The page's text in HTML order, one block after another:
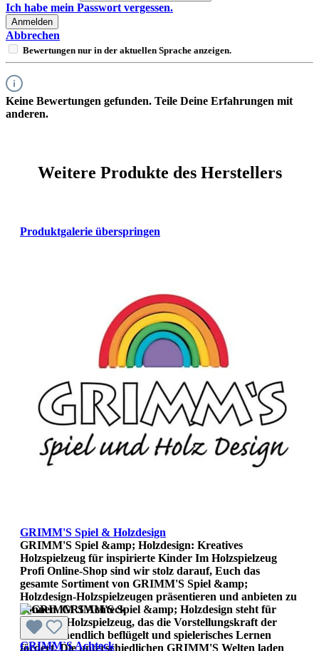
Ich habe mein Passwort vergessen.
Anmelden
Abbrechen
Bewertungen nur in der aktuellen Sprache anzeigen.
Keine Bewertungen gefunden. Teile Deine Erfahrungen mit
anderen.
Weitere Produkte des Herstellers
Produktgalerie überspringen
GRIMM'S Spiel & Holzdesign
GRIMM'S Spiel &amp; Holzdesign: Kreatives
Holzspielzeug für inspirierte Kinder Im Holzspielzeug
Profi Online-Shop sind wir stolz darauf, Euch das
gesamte Sortiment von GRIMM'S Spiel &amp;
Holzdesign-Holzspielzeugen präsentieren und anbieten zu
können. GRIMM'S Spiel &amp; Holzdesign steht für
kreatives Holzspielzeug, das die Vorstellungskraft der
Kinder unendlich beflügelt und spielerisches Lernen
fördert. Die unterschiedlichen GRIMM'S Welten laden
GRIMM`S Achteck